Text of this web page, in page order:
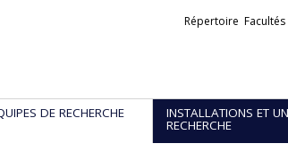
Liens
Répertoire Facultés
DE RECHERCHE INSTALLATIONS ET
RECHERCHE